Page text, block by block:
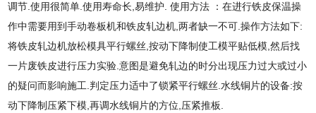
调节.使用很简单.使用寿命长,易维护. 使用方法 ：在进行铁皮保温操
作中需要用到手动卷板机和铁皮轧边机,两者缺一不可.操作方法如下:
将铁皮轧边机放松模具平行螺丝,按动下降制使工模平贴低模,然后找
一片废铁皮进行压力实验.意图是避免轧边的时分出现压力过大或过小
的疑问而影响施工.判定压力适中了锁紧平行螺丝.水线铜片的设备:按
动下降制压紧下模,再调水线铜片的方位,压紧推板.